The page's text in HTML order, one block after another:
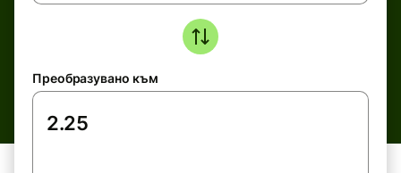
Преобразувано към